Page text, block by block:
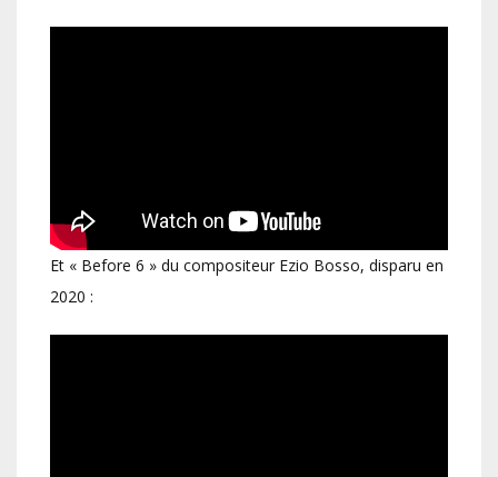
Et « Before 6 » du compositeur Ezio Bosso, disparu en
2020 :